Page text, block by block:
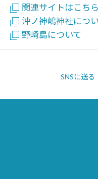
関連サイトはこちら
沖ノ神嶋神社につ
野崎島について
SNSに送る